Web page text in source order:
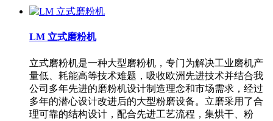
LM 立式磨粉机
立式磨粉机是一种大型磨粉机，专门为解决工业磨机产
量低、耗能高等技术难题，吸收欧洲先进技术并结合我
公司多年先进的磨粉机设计制造理念和市场需求，经过
多年的潜心设计改进后的大型粉磨设备。立磨采用了合
理可靠的结构设计，配合先进工艺流程，集烘干、粉